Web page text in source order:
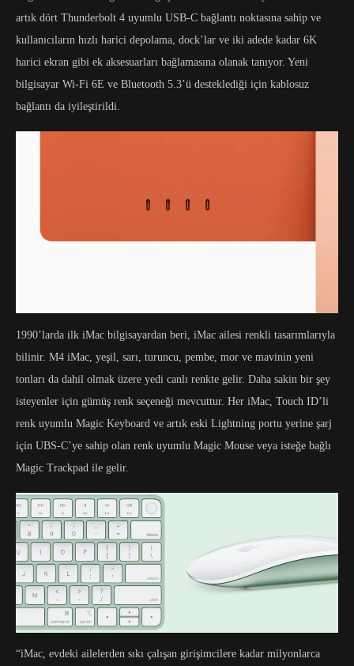
artık dört Thunderbolt 4 uyumlu USB-C bağlantı noktasına sahip ve
kullanıcıların hızlı harici depolama, dock’lar ve iki adede kadar 6K
harici ekran gibi ek aksesuarları bağlamasına olanak tanıyor. Yeni
bilgisayar Wi-Fi 6E ve Bluetooth 5.3’ü desteklediği için kablosuz
bağlantı da iyileştirildi.
1990’larda ilk iMac bilgisayardan beri, iMac ailesi renkli tasarımlarıyla
bilinir. M4 iMac, yeşil, sarı, turuncu, pembe, mor ve mavinin yeni
tonları da dahil olmak üzere yedi canlı renkte gelir. Daha sakin bir şey
isteyenler için gümüş renk seçeneği mevcuttur. Her iMac, Touch ID’li
renk uyumlu Magic Keyboard ve artık eski Lightning portu yerine şarj
için UBS-C’ye sahip olan renk uyumlu Magic Mouse veya isteğe bağlı
Magic Trackpad ile gelir.
“iMac, evdeki ailelerden sıkı çalışan girişimcilere kadar milyonlarca